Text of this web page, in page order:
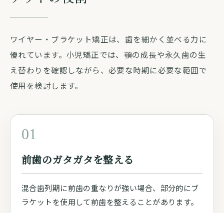
ワイヤー・ブラケット矯正は、歯を細かく並べる力に
優れています。小児矯正では、顎の成長や永久歯の生
え替わりを確認しながら、必要な時期に必要な範囲で
使用を検討します。
01
前歯のガタガタを整える
混合歯列期に前歯の重なりが強い場合、部分的にブ
ラケットを使用して前歯を整えることがあります。